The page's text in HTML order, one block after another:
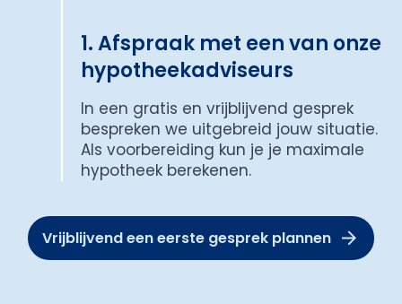
1. Afspraak met een van onze
hypotheekadviseurs
In een gratis en vrijblijvend gesprek
bespreken we uitgebreid jouw situatie.
Als voorbereiding kun je je maximale
hypotheek berekenen.
Vrijblijvend een eerste gesprek plannen